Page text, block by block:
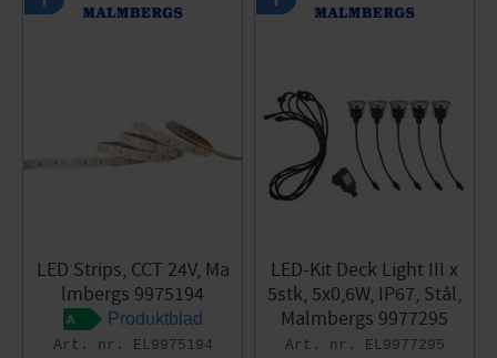
LED Strips, CCT 24V, Ma
lmbergs 9975194
Produktblad
EL9975194
LED-Kit Deck Light III x
5stk, 5x0,6W, IP67, Stål,
Malmbergs 9977295
EL9977295